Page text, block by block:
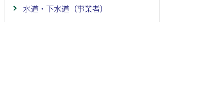
水道・下水道（事業者）